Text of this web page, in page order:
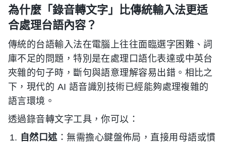
為什麼「錄音轉文字」比傳統輸入法更适
合處理台語內容？
傳統的台語輸入法在電腦上往往面臨選字困難、詞
庫不足的問題，特別是在處理口語化表達或中英台
夾雜的句子時，斷句與語意理解容易出錯。相比之
下，現代的 AI 語音識別技術已經能夠處理複雜的
語言環境。
透過錄音轉文字工具，你可以：
自然口述：無需擔心鍵盤佈局，直接用母語或慣